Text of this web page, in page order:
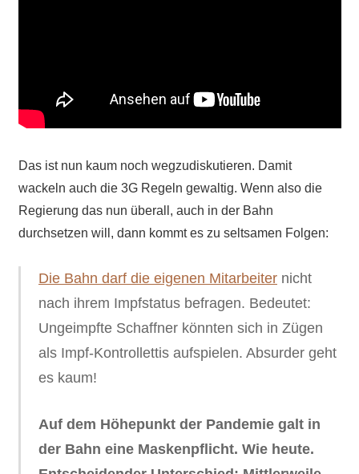
Das ist nun kaum noch wegzudiskutieren. Damit
wackeln auch die 3G Regeln gewaltig. Wenn also die
Regierung das nun überall, auch in der Bahn
durchsetzen will, dann kommt es zu seltsamen Folgen:
Die Bahn darf die eigenen Mitarbeiter nicht
nach ihrem Impfstatus befragen. Bedeutet:
Ungeimpfte Schaffner könnten sich in Zügen
als Impf-Kontrollettis aufspielen. Absurder geht
es kaum!
Auf dem Höhepunkt der Pandemie galt in
der Bahn eine Maskenpflicht. Wie heute.